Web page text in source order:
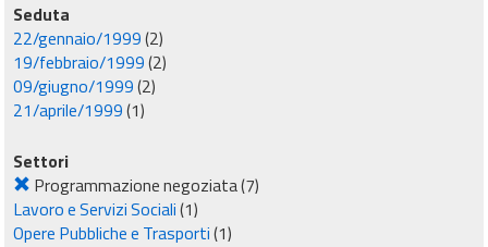
Seduta
22/gennaio/1999(2)
19/febbraio/1999(2)
09/giugno/1999(2)
21/aprile/1999(1)
Settori
Programmazione negoziata(7)
Lavoro e Servizi Sociali(1)
Opere Pubbliche e Trasporti(1)